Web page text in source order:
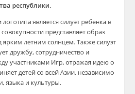
республики.
является силуэт ребенка в
представляет образ
летним солнцем. Также силуэт
дружбу, сотрудничество и
участниками Игр, отражая идею о
детей со всей Азии, независимо
языка и культуры.